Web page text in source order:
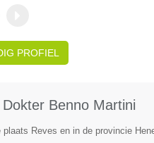
PROFIEL
Benno Martini
plaats Reves en in de provincie